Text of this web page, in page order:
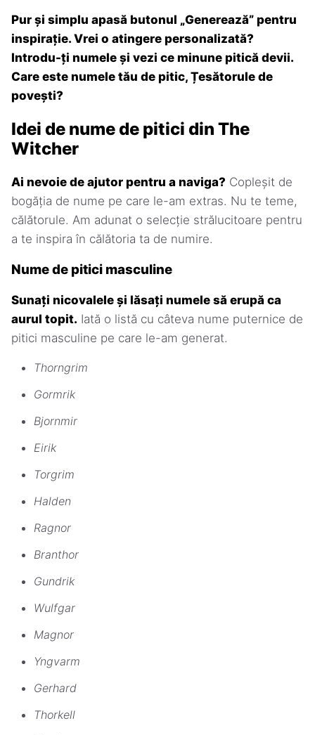
Pur și simplu apasă butonul „Generează” pentru
inspirație. Vrei o atingere personalizată?
Introdu-ți numele și vezi ce minune pitică devii.
Care este numele tău de pitic, Țesătorule de
povești?
Idei de nume de pitici din The
Witcher
Ai nevoie de ajutor pentru a naviga? Copleșit de
bogăția de nume pe care le-am extras. Nu te teme,
călătorule. Am adunat o selecție strălucitoare pentru
a te inspira în călătoria ta de numire.
Nume de pitici masculine
Sunați nicovalele și lăsați numele să erupă ca
aurul topit. Iată o listă cu câteva nume puternice de
pitici masculine pe care le-am generat.
Thorngrim
Gormrik
Bjornmir
Eirik
Torgrim
Halden
Ragnor
Branthor
Gundrik
Wulfgar
Magnor
Yngvarm
Gerhard
Thorkell